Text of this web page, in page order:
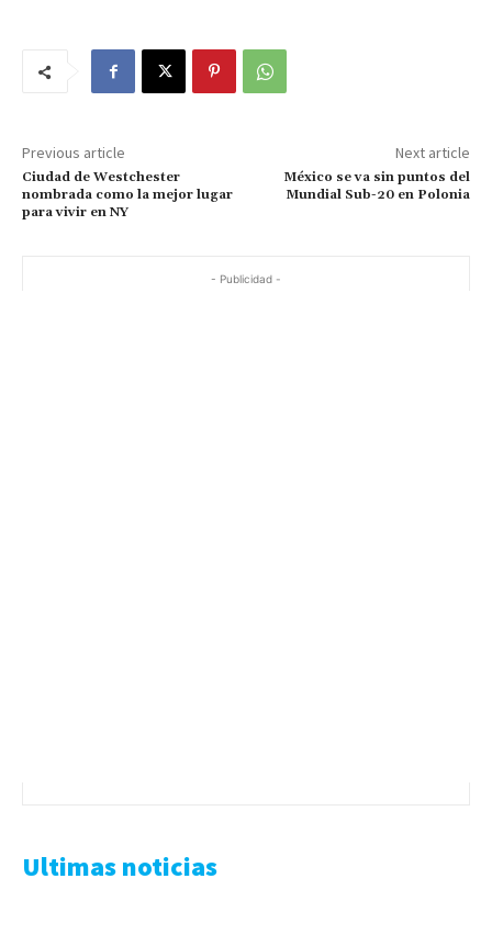
Previous article
Ciudad de Westchester
nombrada como la mejor lugar
para vivir en NY
Next article
México se va sin puntos del
Mundial Sub-20 en Polonia
- Publicidad -
Ultimas noticias